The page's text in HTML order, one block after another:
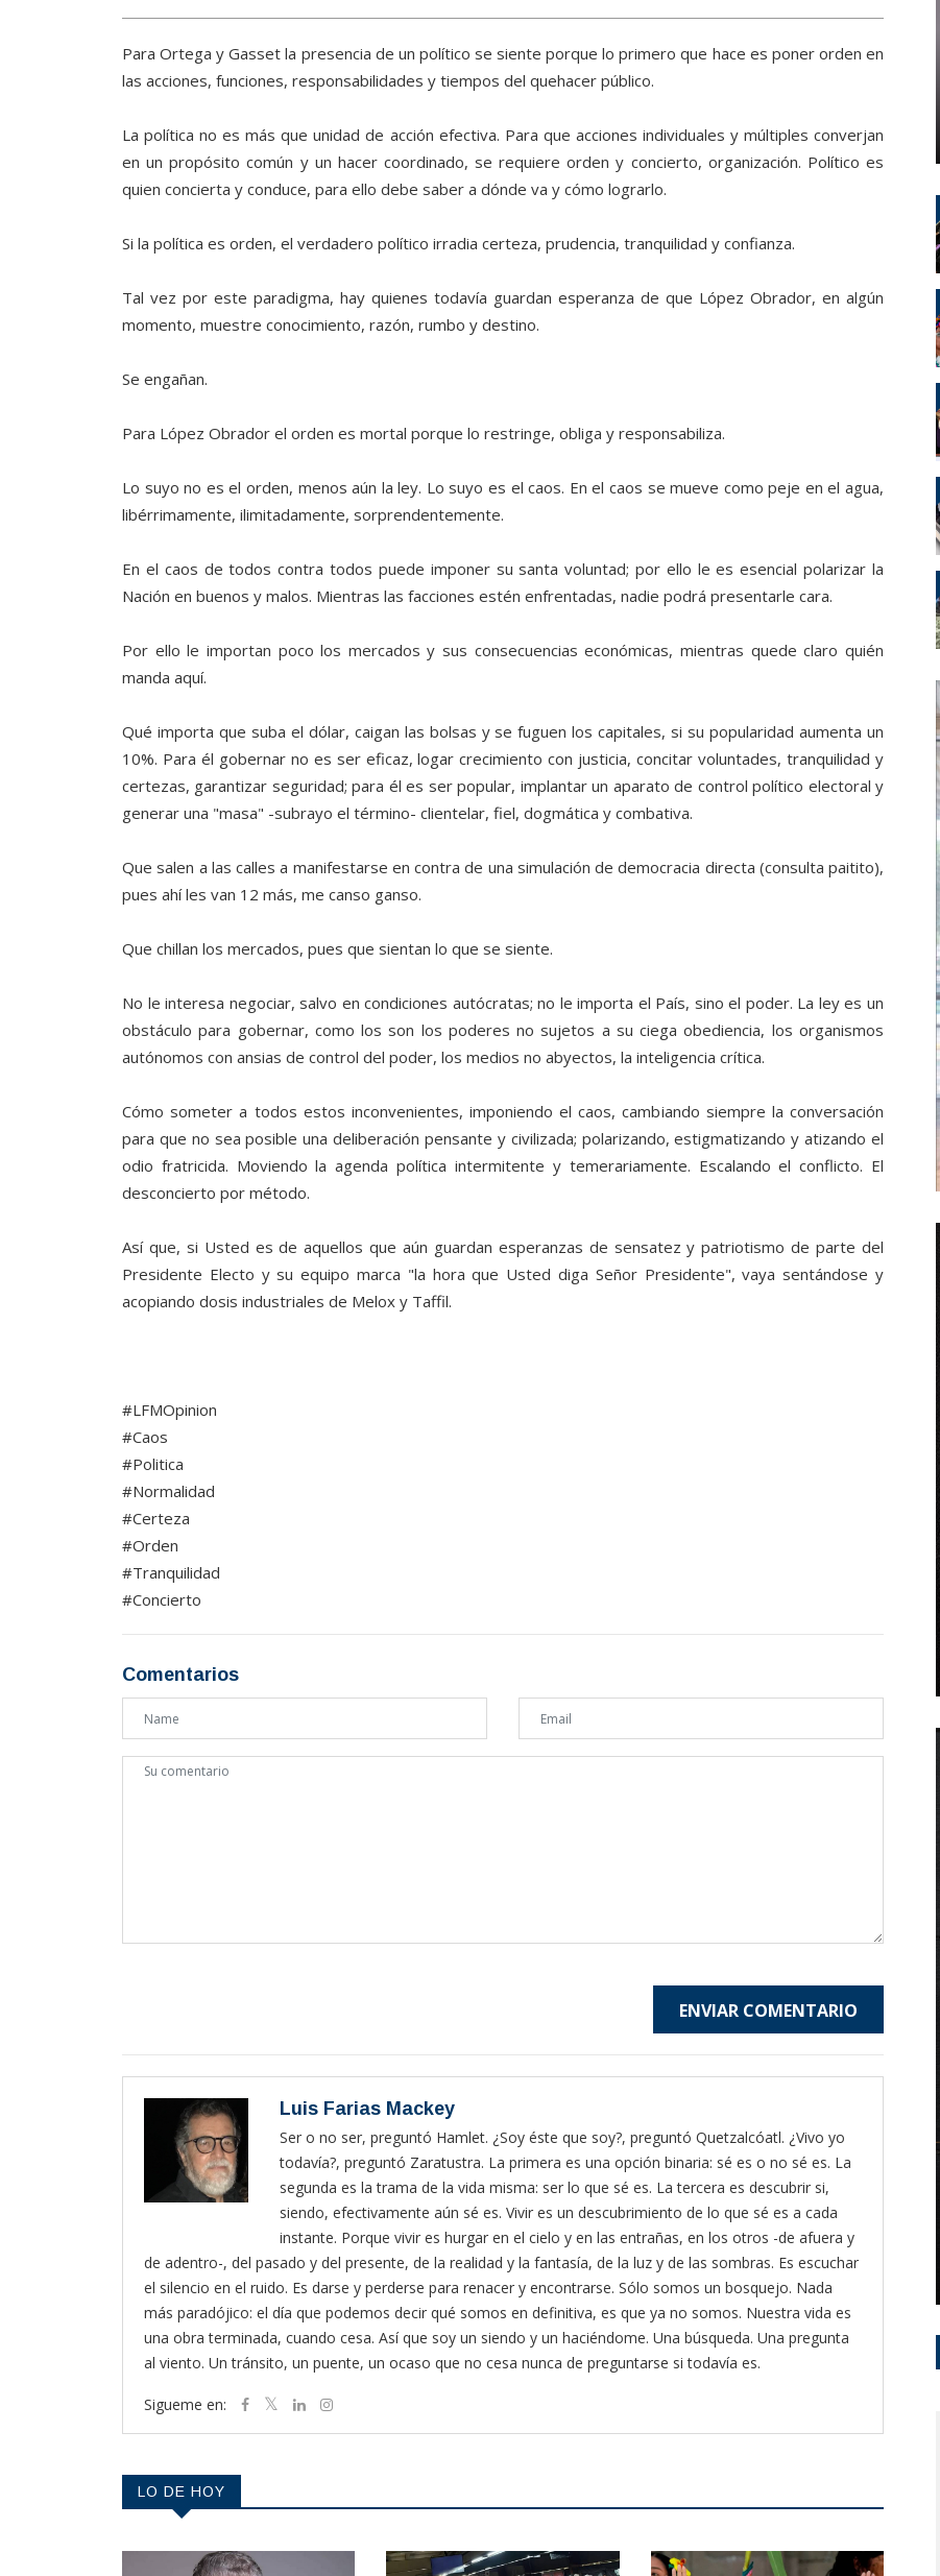
Para Ortega y Gasset la presencia de un político se siente porque lo primero que hace es poner orden en
las acciones, funciones, responsabilidades y tiempos del quehacer público.
La política no es más que unidad de acción efectiva. Para que acciones individuales y múltiples converjan
en un propósito común y un hacer coordinado, se requiere orden y concierto, organización. Político es
quien concierta y conduce, para ello debe saber a dónde va y cómo lograrlo.
Si la política es orden, el verdadero político irradia certeza, prudencia, tranquilidad y confianza.
Tal vez por este paradigma, hay quienes todavía guardan esperanza de que López Obrador, en algún
momento, muestre conocimiento, razón, rumbo y destino.
Se engañan.
Para López Obrador el orden es mortal porque lo restringe, obliga y responsabiliza.
Lo suyo no es el orden, menos aún la ley. Lo suyo es el caos. En el caos se mueve como peje en el agua,
libérrimamente, ilimitadamente, sorprendentemente.
En el caos de todos contra todos puede imponer su santa voluntad; por ello le es esencial polarizar la
Nación en buenos y malos. Mientras las facciones estén enfrentadas, nadie podrá presentarle cara.
Por ello le importan poco los mercados y sus consecuencias económicas, mientras quede claro quién
manda aquí.
Qué importa que suba el dólar, caigan las bolsas y se fuguen los capitales, si su popularidad aumenta un
10%. Para él gobernar no es ser eficaz, logar crecimiento con justicia, concitar voluntades, tranquilidad y
certezas, garantizar seguridad; para él es ser popular, implantar un aparato de control político electoral y
generar una "masa" -subrayo el término- clientelar, fiel, dogmática y combativa.
Que salen a las calles a manifestarse en contra de una simulación de democracia directa (consulta paitito),
pues ahí les van 12 más, me canso ganso.
Que chillan los mercados, pues que sientan lo que se siente.
No le interesa negociar, salvo en condiciones autócratas; no le importa el País, sino el poder. La ley es un
obstáculo para gobernar, como los son los poderes no sujetos a su ciega obediencia, los organismos
autónomos con ansias de control del poder, los medios no abyectos, la inteligencia crítica.
Cómo someter a todos estos inconvenientes, imponiendo el caos, cambiando siempre la conversación
para que no sea posible una deliberación pensante y civilizada; polarizando, estigmatizando y atizando el
odio fratricida. Moviendo la agenda política intermitente y temerariamente. Escalando el conflicto. El
desconcierto por método.
Así que, si Usted es de aquellos que aún guardan esperanzas de sensatez y patriotismo de parte del
Presidente Electo y su equipo marca "la hora que Usted diga Señor Presidente", vaya sentándose y
acopiando dosis industriales de Melox y Taffil.
#LFMOpinion
#Caos
#Politica
#Normalidad
#Certeza
#Orden
#Tranquilidad
#Concierto
Comentarios
ENVIAR COMENTARIO
Luis Farias Mackey
Ser o no ser, preguntó Hamlet. ¿Soy éste que soy?, preguntó Quetzalcóatl. ¿Vivo yo
todavía?, preguntó Zaratustra. La primera es una opción binaria: sé es o no sé es. La
segunda es la trama de la vida misma: ser lo que sé es. La tercera es descubrir si,
siendo, efectivamente aún sé es. Vivir es un descubrimiento de lo que sé es a cada
instante. Porque vivir es hurgar en el cielo y en las entrañas, en los otros -de afuera y
de adentro-, del pasado y del presente, de la realidad y la fantasía, de la luz y de las sombras. Es escuchar
el silencio en el ruido. Es darse y perderse para renacer y encontrarse. Sólo somos un bosquejo. Nada
más paradójico: el día que podemos decir qué somos en definitiva, es que ya no somos. Nuestra vida es
una obra terminada, cuando cesa. Así que soy un siendo y un haciéndome. Una búsqueda. Una pregunta
al viento. Un tránsito, un puente, un ocaso que no cesa nunca de preguntarse si todavía es.
Sigueme en:
LO DE HOY